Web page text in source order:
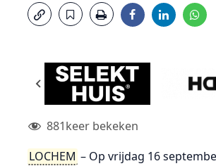
881keer bekeken
LOCHEM – Op vrijdag 16